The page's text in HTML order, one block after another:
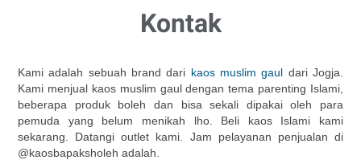
Kontak
Kami adalah sebuah brand dari kaos muslim gaul dari Jogja.
Kami menjual kaos muslim gaul dengan tema parenting Islami,
beberapa produk boleh dan bisa sekali dipakai oleh para
pemuda yang belum menikah lho. Beli kaos Islami kami
sekarang. Datangi outlet kami. Jam pelayanan penjualan di
@kaosbapaksholeh adalah.